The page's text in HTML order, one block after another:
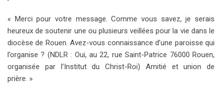
« Merci pour votre message. Comme vous savez, je serais
heureux de soutenir une ou plusieurs veillées pour la vie dans le
diocèse de Rouen. Avez-vous connaissance d’une paroisse qui
l’organise ? (NDLR : Oui, au 22, rue Saint-Patrice 76000 Rouen,
organisée par l’Institut du Christ-Roi) Amitié et union de
prière. »